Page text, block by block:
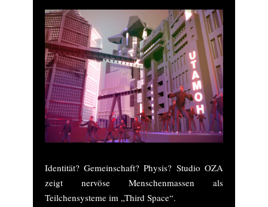
Identität? Gemeinschaft? Physis? Studio OZA
zeigt nervöse Menschenmassen als
Teilchensysteme im „Third Space“.